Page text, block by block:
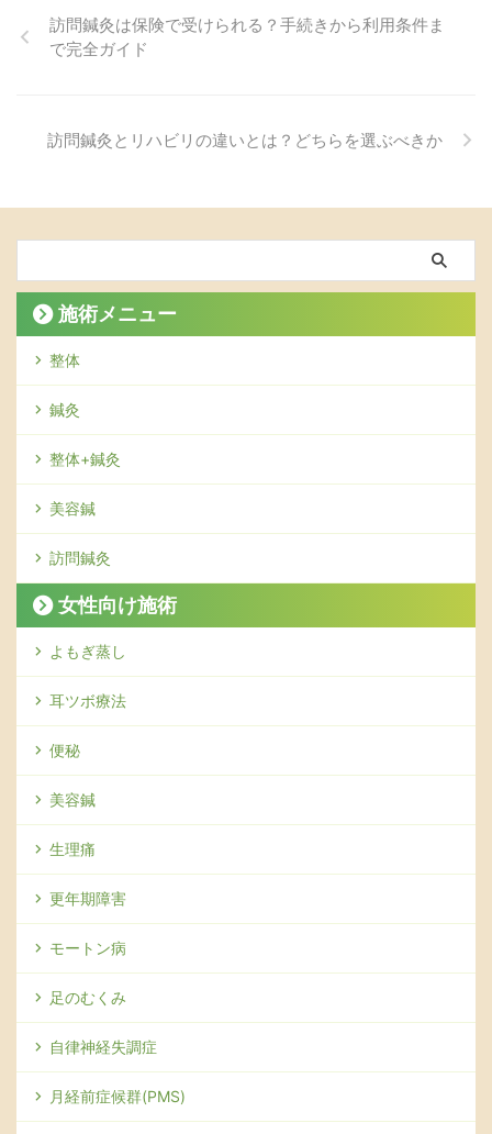
訪問鍼灸は保険で受けられる？手続きから利用条件ま
で完全ガイド
訪問鍼灸とリハビリの違いとは？どちらを選ぶべきか
施術メニュー
整体
鍼灸
整体+鍼灸
美容鍼
訪問鍼灸
女性向け施術
よもぎ蒸し
耳ツボ療法
便秘
美容鍼
生理痛
更年期障害
モートン病
足のむくみ
自律神経失調症
月経前症候群(PMS)